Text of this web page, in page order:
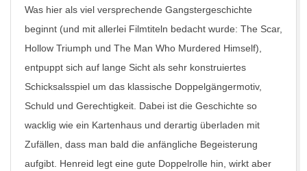
Was hier als viel versprechende Gangstergeschichte
beginnt (und mit allerlei Filmtiteln bedacht wurde: The Scar,
Hollow Triumph und The Man Who Murdered Himself),
entpuppt sich auf lange Sicht als sehr konstruiertes
Schicksalsspiel um das klassische Doppelgängermotiv,
Schuld und Gerechtigkeit. Dabei ist die Geschichte so
wacklig wie ein Kartenhaus und derartig überladen mit
Zufällen, dass man bald die anfängliche Begeisterung
aufgibt. Henreid legt eine gute Doppelrolle hin, wirkt aber